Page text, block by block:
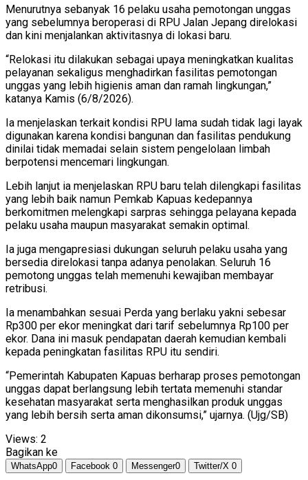
Menurutnya sebanyak 16 pelaku usaha pemotongan unggas
yang sebelumnya beroperasi di RPU Jalan Jepang direlokasi
dan kini menjalankan aktivitasnya di lokasi baru.
“Relokasi itu dilakukan sebagai upaya meningkatkan kualitas
pelayanan sekaligus menghadirkan fasilitas pemotongan
unggas yang lebih higienis aman dan ramah lingkungan,”
katanya Kamis (6/8/2026).
Ia menjelaskan terkait kondisi RPU lama sudah tidak lagi layak
digunakan karena kondisi bangunan dan fasilitas pendukung
dinilai tidak memadai selain sistem pengelolaan limbah
berpotensi mencemari lingkungan.
Lebih lanjut ia menjelaskan RPU baru telah dilengkapi fasilitas
yang lebih baik namun Pemkab Kapuas kedepannya
berkomitmen melengkapi sarpras sehingga pelayana kepada
pelaku usaha maupun masyarakat semakin optimal.
Ia juga mengapresiasi dukungan seluruh pelaku usaha yang
bersedia direlokasi tanpa adanya penolakan. Seluruh 16
pemotong unggas telah memenuhi kewajiban membayar
retribusi.
Ia menambahkan sesuai Perda yang berlaku yakni sebesar
Rp300 per ekor meningkat dari tarif sebelumnya Rp100 per
ekor. Dana ini masuk pendapatan daerah kemudian kembali
kepada peningkatan fasilitas RPU itu sendiri.
“Pemerintah Kabupaten Kapuas berharap proses pemotongan
unggas dapat berlangsung lebih tertata memenuhi standar
kesehatan masyarakat serta menghasilkan produk unggas
yang lebih bersih serta aman dikonsumsi,” ujarnya. (Ujg/SB)
Views: 2
Bagikan ke
WhatsApp0 Facebook 0 Messenger0 Twitter/X 0